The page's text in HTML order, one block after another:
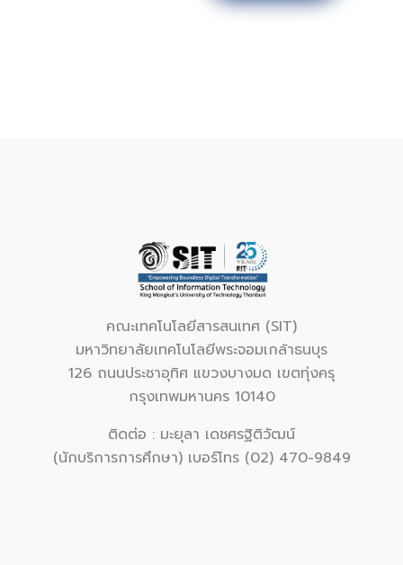
คณะเทคโนโลยีสารสนเทศ (SIT)
มหาวิทยาลัยเทคโนโลยีพระจอมเกล้าธนบุร
126 ถนนประชาอุทิศ แขวงบางมด เขตทุ่งครุ
กรุงเทพมหานคร 10140
ติดต่อ : มะยุลา เดชศรฐิติวัฒน์
(นักบริการการศึกษา) เบอร์โทร (02) 470-9849